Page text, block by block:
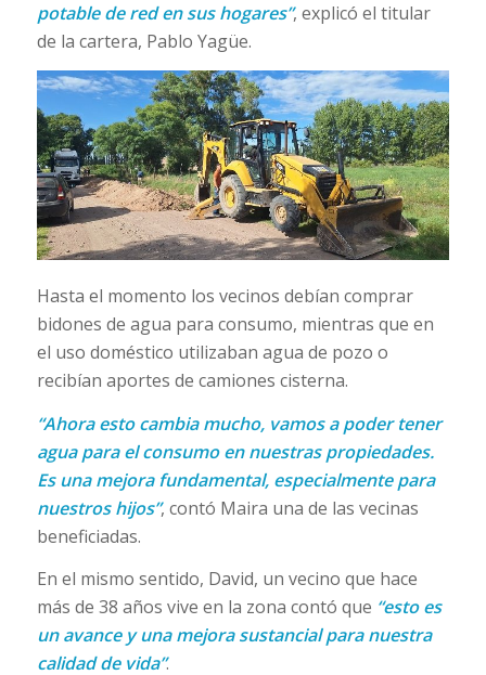
potable de red en sus hogares”, explicó el titular
de la cartera, Pablo Yagüe.
Hasta el momento los vecinos debían comprar
bidones de agua para consumo, mientras que en
el uso doméstico utilizaban agua de pozo o
recibían aportes de camiones cisterna.
“Ahora esto cambia mucho, vamos a poder tener
agua para el consumo en nuestras propiedades.
Es una mejora fundamental, especialmente para
nuestros hijos”, contó Maira una de las vecinas
beneficiadas.
En el mismo sentido, David, un vecino que hace
más de 38 años vive en la zona contó que “esto es
un avance y una mejora sustancial para nuestra
calidad de vida”.